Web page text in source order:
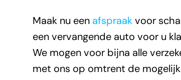
Maak nu een afspraakvoor
een vervangende auto voor u
We mogen voor bijna alle
met ons op omtrent de